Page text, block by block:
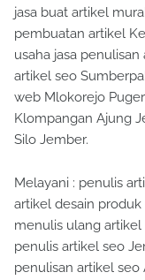
jasa buat artikel
pembuatan artikel
usaha jasa
artikel seo
web Mlokorejo
Klompangan Ajung
Silo Jember.
Melayani : penulis
artikel desain
menulis ulang artikel
penulis artikel seo
penulisan artikel